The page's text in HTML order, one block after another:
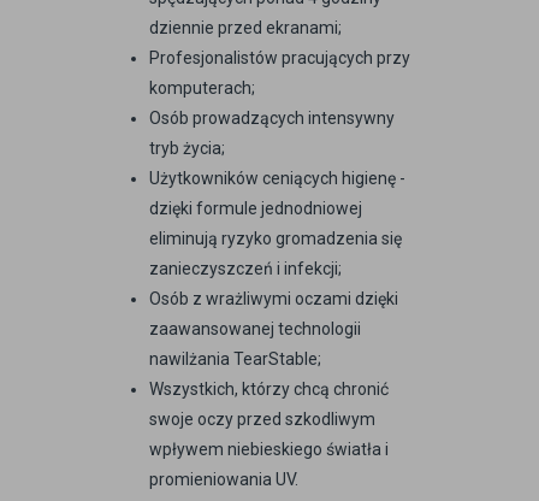
dziennie przed ekranami;
Profesjonalistów pracujących przy
komputerach;
Osób prowadzących intensywny
tryb życia;
Użytkowników ceniących higienę -
dzięki formule jednodniowej
eliminują ryzyko gromadzenia się
zanieczyszczeń i infekcji;
Osób z wrażliwymi oczami dzięki
zaawansowanej technologii
nawilżania TearStable;
Wszystkich, którzy chcą chronić
swoje oczy przed szkodliwym
wpływem niebieskiego światła i
promieniowania UV.